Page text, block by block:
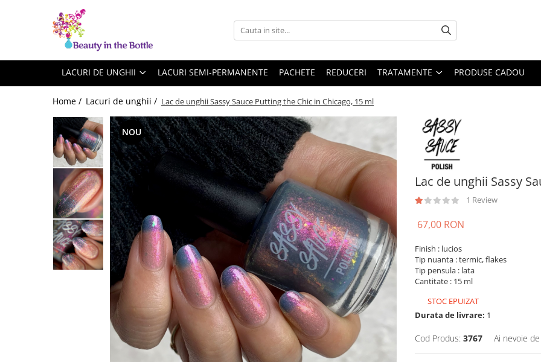
Lacuri de unghii
ILNP
Cadillacquer
Phoenix Indie
Tratamente
Top Coat
LACURI DE UNGHII LACURI SEMI-PERMANENTE PACHETE REDUCERI TRATAMENTE PRODUSE CADOU
Home / Lacuri de unghii / Lac de unghii Sassy Sauce Putting the Chic in Chicago, 15 ml
Lac de unghii Sassy
1 Review
NOU
67,00 RON
Finish : lucios
Tip nuanta : termic, flakes
Tip pensula : lata
Cantitate : 15 ml
STOC EPUIZAT
Durata de livrare: 1
Cod Produs: 3767 Ai nevoie